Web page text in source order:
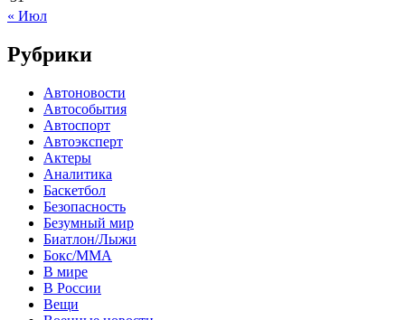
« Июл
Рубрики
Автоновости
Автособытия
Автоспорт
Автоэксперт
Актеры
Аналитика
Баскетбол
Безопасность
Безумный мир
Биатлон/Лыжи
Бокс/MMA
В мире
В России
Вещи